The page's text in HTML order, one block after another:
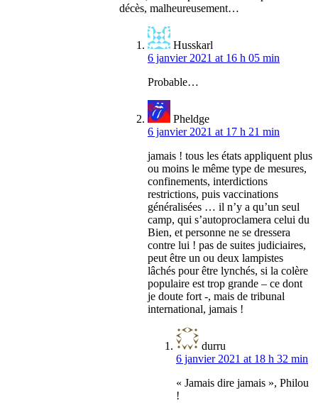
décès, malheureusement…
Husskarl
6 janvier 2021 at 16 h 05 min
Probable…
Pheldge
6 janvier 2021 at 17 h 21 min
jamais ! tous les états appliquent plus
ou moins le même type de mesures,
confinements, interdictions
restrictions, puis vaccinations
généralisées … il n’y a qu’un seul
camp, qui s’autoproclamera celui du
Bien, et personne ne se dressera
contre lui ! pas de suites judiciaires,
peut être un ou deux lampistes
lâchés pour être lynchés, si la colère
populaire est trop grande – ce dont
je doute fort -, mais de tribunal
international, jamais !
durru
6 janvier 2021 at 18 h 32 min
« Jamais dire jamais », Philou
!